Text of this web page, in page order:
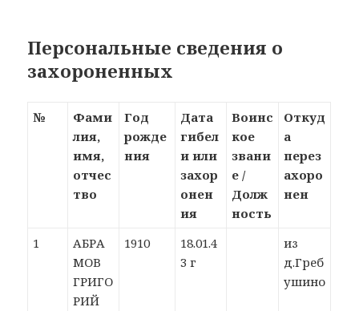
Персональные сведения о
захороненных
№
Фами
лия,
имя,
отчес
тво
Год
рожде
ния
Дата
гибел
и или
захор
онен
ия
Воинс
кое
звани
е /
Долж
ность
Откуд
а
перез
ахоро
нен
1
АБРА
МОВ
ГРИГО
РИЙ
1910
18.01.4
3 г
из
д.Греб
ушино